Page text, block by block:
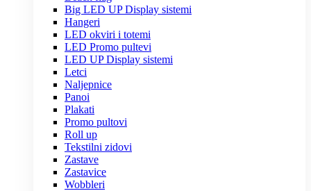
Big LED UP Display sistemi
Hangeri
LED okviri i totemi
LED Promo pultevi
LED UP Display sistemi
Letci
Naljepnice
Panoi
Plakati
Promo pultovi
Roll up
Tekstilni zidovi
Zastave
Zastavice
Wobbleri